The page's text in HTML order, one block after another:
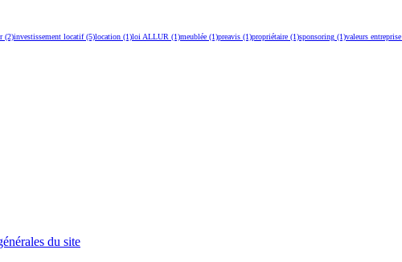
(2)investissement locatif(5)location (1)loi ALLUR (1)meublée (1)preavis (1)propriétaire (1)sponsoring (1)valeurs entreprise
du site